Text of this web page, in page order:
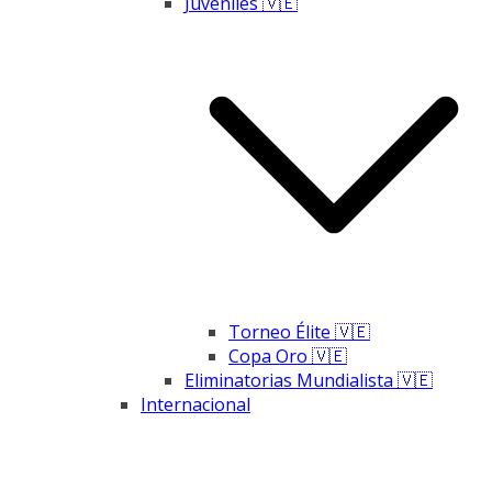
Torneo Élite 🇻🇪
Copa Oro 🇻🇪
Eliminatorias Mundialista 🇻🇪
Internacional